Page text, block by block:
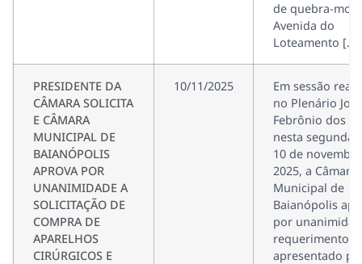
de quebra-
Avenida do
Loteamento […]
PRESIDENTE DA
CÂMARA SOLICITA
E CÂMARA
MUNICIPAL DE
BAIANÓPOLIS
APROVA POR
UNANIMIDADE A
SOLICITAÇÃO DE
COMPRA DE
APARELHOS
CIRÚRGICOS E
10/11/2025
Em sessão
no Plenário
Febrônio dos
nesta segunda-
10 de
2025, a Câmara
Municipal de
Baianópolis
por
requerimento
apresentado